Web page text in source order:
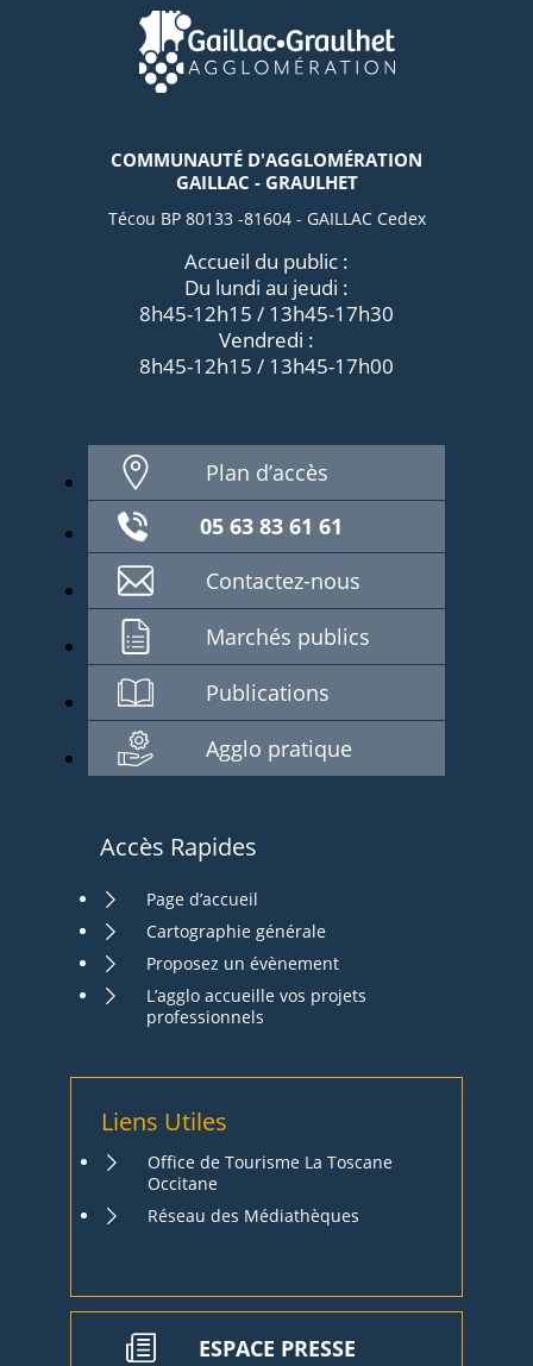
COMMUNAUTÉ D'AGGLOMÉRATION
GAILLAC - GRAULHET
Técou BP 80133 -81604 - GAILLAC Cedex
Accueil du public :
Du lundi au jeudi :
8h45-12h15 / 13h45-17h30
Vendredi :
8h45-12h15 / 13h45-17h00
Plan d’accès
05 63 83 61 61
Contactez-nous
Marchés publics
Publications
Agglo pratique
Accès Rapides
Page d’accueil
Cartographie générale
Proposez un évènement
L’agglo accueille vos projets
professionnels
Liens Utiles
Office de Tourisme La Toscane
Occitane
Réseau des Médiathèques
ESPACE PRESSE